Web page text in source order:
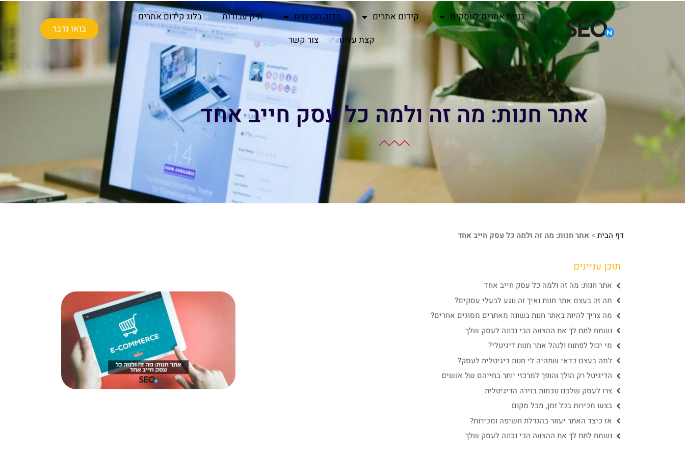
בניית אתרים לעסקים קידום אתרים מדיה חברתית תיק עבודות
בלוג קידום אתרים
קצת עלינו
צור קשר
בואו נדבר
אתר חנות: מה זה ולמה כל עסק חייב אחד
דף הבית > אתר חנות: מה זה ולמה כל עסק חייב אחד
תוכן עניינים
אתר חנות: מה זה ולמה כל עסק חייב אחד
מה זה בעצם אתר חנות ואיך זה נוגע לבעלי עסקים?
מה צריך להיות באתר חנות בשונה מאתרים מסוגים אחרים?
נשמח לתת לך את ההצעה הכי נכונה לעסק שלך
מי יכול לפתוח ולנהל אתר חנות דיגיטלי?
למה בעצם כדאי שתהיה לי חנות דיגיטלית לעסק?
הדיגיטל רק הולך והופך למרכזי יותר בחייהם של אנשים
צרו לעסק שלכם נוכחות בזירה הדיגיטלית
בצעו מכירות בכל זמן, מכל מקום
אז כיצד האתר יעזור בהגדלת חשיפה ומכירות?
נשמח לתת לך את ההצעה הכי נכונה לעסק שלך